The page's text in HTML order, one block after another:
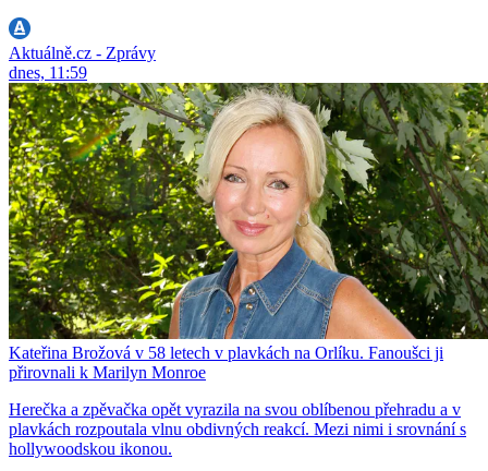
Aktuálně.cz - Zprávy
dnes, 11:59
Kateřina Brožová v 58 letech v plavkách na Orlíku. Fanoušci ji
přirovnali k Marilyn Monroe
Herečka a zpěvačka opět vyrazila na svou oblíbenou přehradu a v
plavkách rozpoutala vlnu obdivných reakcí. Mezi nimi i srovnání s
hollywoodskou ikonou.